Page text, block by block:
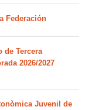
Federación
de Tercera
2026/2027
Juvenil de